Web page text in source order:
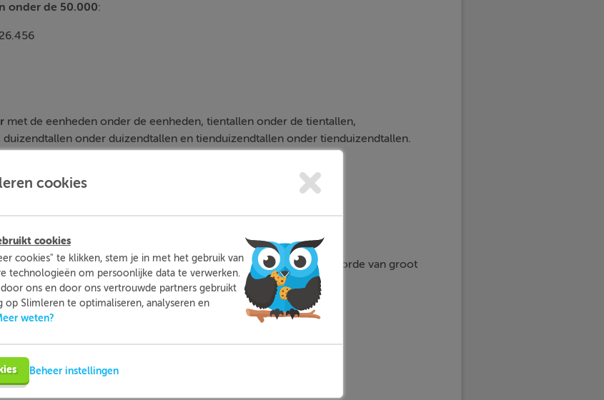
onder de 50.000:
met de eenheden onder de eenheden, tientallen onder de tientallen,
onder duizendtallen en tienduizendtallen onder tienduizendtallen.
. Kijk naar het tienduizendtal van de getallen en zet deze op volgorde van groot
natuurlijk klein. Deze zet je dus onderaan.
cookies
cookies
cookies" te klikken, stem je in met het gebruik van
technologieën om persoonlijke data te verwerken.
ons en door ons vertrouwde partners gebruikt
op Slimleren te optimaliseren, analyseren en
weten?
Beheer instellingen